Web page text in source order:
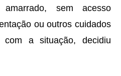
sem acesso
ou outros cuidados
com a situação, decidiu